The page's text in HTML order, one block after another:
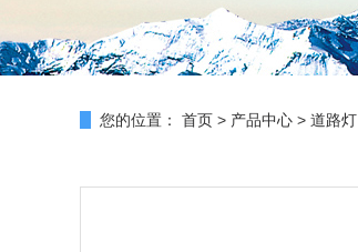
您的位置： 首页 > 产品中心 > 道路灯